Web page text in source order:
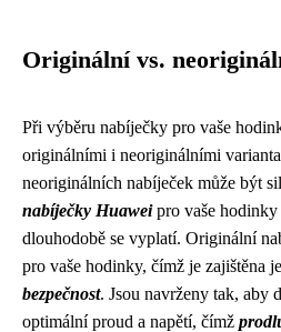
Originální vs.
Při výběru nabíječky pro vaše
originálními i neoriginálními
neoriginálních nabíječek může být
nabíječky Huaweipro vaše hodinky
dlouhodobě se vyplatí. Originální
pro vaše hodinky, čímž je zajištěna
bezpečnost. Jsou navrženy tak, aby
optimální proud a napětí, čímž